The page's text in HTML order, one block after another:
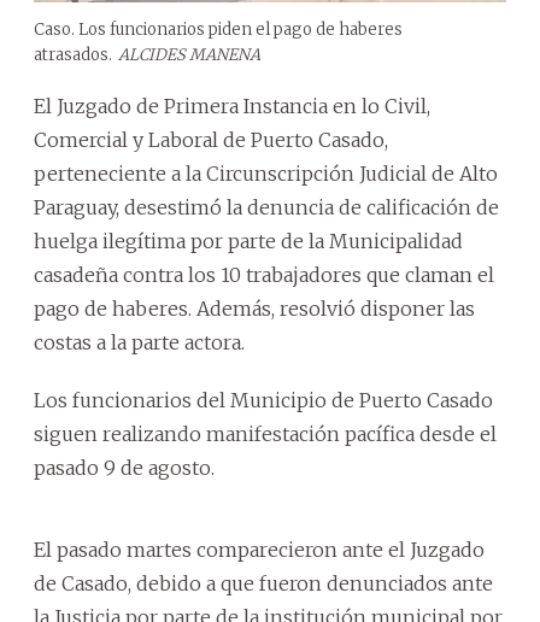
Caso. Los funcionarios piden el pago de haberes
atrasados. ALCIDES MANENA
El Juzgado de Primera Instancia en lo Civil,
Comercial y Laboral de Puerto Casado,
perteneciente a la Circunscripción Judicial de Alto
Paraguay, desestimó la denuncia de calificación de
huelga ilegítima por parte de la Municipalidad
casadeña contra los 10 trabajadores que claman el
pago de haberes. Además, resolvió disponer las
costas a la parte actora.
Los funcionarios del Municipio de Puerto Casado
siguen realizando manifestación pacífica desde el
pasado 9 de agosto.
El pasado martes comparecieron ante el Juzgado
de Casado, debido a que fueron denunciados ante
la Justicia por parte de la institución municipal por